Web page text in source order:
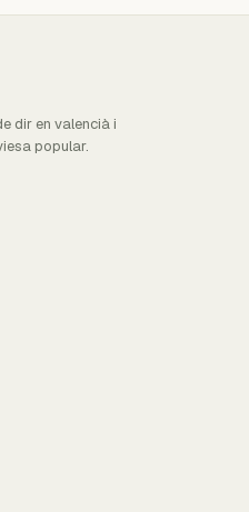
dir en valencià i
popular.